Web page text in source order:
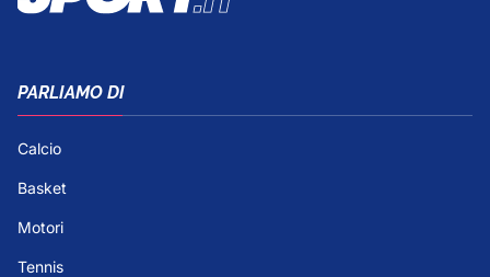
PARLIAMO DI
Calcio
Basket
Motori
Tennis